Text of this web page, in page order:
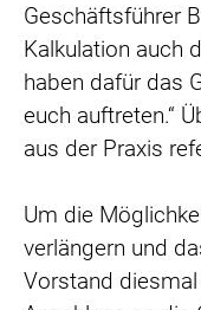
Geschäftsführer
Kalkulation auch
haben dafür das
euch auftreten.“
aus der Praxis
Um die
verlängern und
Vorstand